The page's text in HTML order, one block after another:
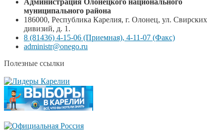
муниципального района
186000, Республика Карелия, г. Олонец, ул. Свирских
дивизий, д. 1.
8 (81436) 4-15-06 (Приемная), 4-11-07 (Факс)
administr@onego.ru
Полезные ссылки